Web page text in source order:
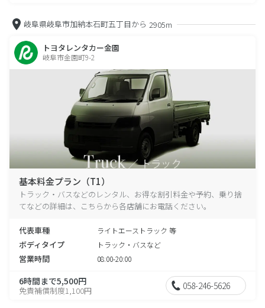
岐阜県岐阜市加納本石町五丁目から 2905m
トヨタレンタカー金園
岐阜市金園町9-2
基本料金プラン（T1）
トラック・バスなどのレンタル、お得な割引料金や予約、乗り捨
てなどの詳細は、こちらから各店舗にお電話ください。
代表車種 ライトエーストラック 等
ボディタイプ トラック・バスなど
営業時間 08:00-20:00
6時間まで5,500円
免責補償制度1,100円 058-246-5626